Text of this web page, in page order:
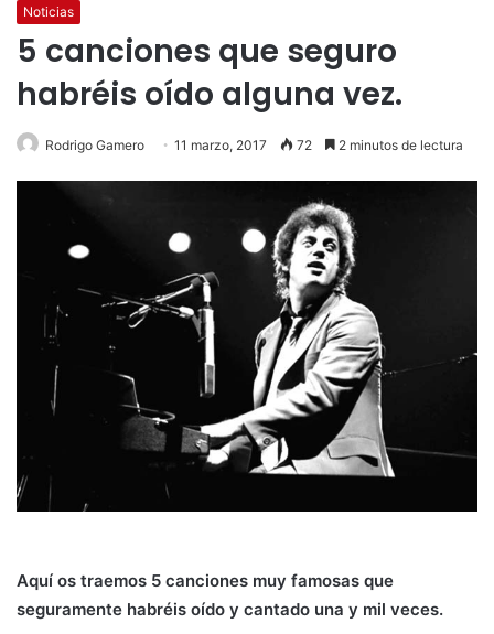
Noticias
5 canciones que seguro
habréis oído alguna vez.
Rodrigo Gamero 11 marzo, 2017 72 2 minutos de lectura
Aquí os traemos 5 canciones muy famosas que
seguramente habréis oído y cantado una y mil veces.